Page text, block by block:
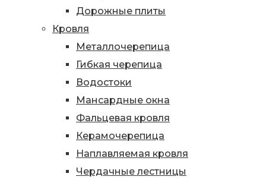
Дорожные плиты
Кровля
Металлочерепица
Гибкая черепица
Водостоки
Мансардные окна
Фальцевая кровля
Керамочерепица
Наплавляемая кровля
Чердачные лестницы